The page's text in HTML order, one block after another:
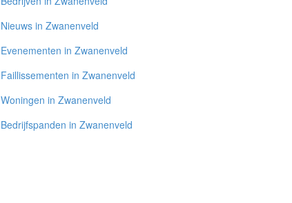
Nieuws in Zwanenveld
Evenementen in Zwanenveld
Faillissementen in Zwanenveld
Woningen in Zwanenveld
Bedrijfspanden in Zwanenveld